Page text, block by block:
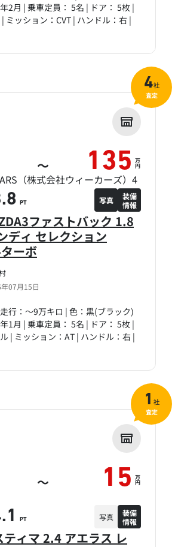
2月 | 乗車定員： 5名 | ドア： 5枚 |
ミッション：CVT | ハンドル：右 |
07月15日
ファストバック 1.8
ディ セレクション
ーボ
行：～9万キロ | 色：黒(ブラック)
1月 | 乗車定員： 5名 | ドア： 5枚 |
| ミッション：AT | ハンドル：右 |
～ 135 万
円
（株式会社ウィーカーズ）4
PT 写真
装備
情報
4社
査定
ティマ 2.4 アエラス レ
～ 15 万
円
PT 写真
装備
情報
1 社
査定